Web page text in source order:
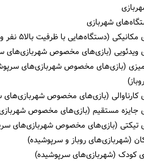
شهربازی
با ظرفیت بالا5 نفر و قابل استفاده در فضا‌های روباز و سرپوشیده واز نظر)
ویدئویی (بازی‌های مخصوص شهربازی‌های
(بازی‌های مخصوص شهربازی‌های
کارناوالی (بازی‌های مخصوص شهربازی‌های
جایزه مستقیم (بازی‌های مخصوص
تیکتی (بازی‌های مخصوص شهربازی‌های
(شهربازی‌های روباز و سرپوشیده)
کودک (شهربازی‌های سرپوشیده)